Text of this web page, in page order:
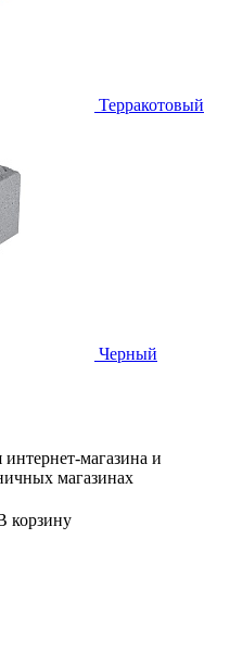
Терракотовый
Черный
интернет-магазина и
магазинах
корзину